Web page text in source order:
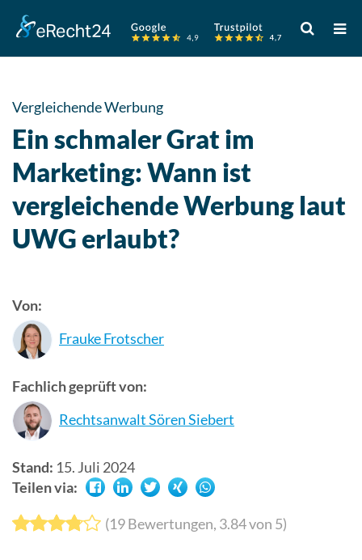
Verwende
die
Pfeile
verfügbare
Ergebnis
Vergleichende Werbung
Ein schmaler Grat im
Marketing: Wann ist
vergleichende Werbung laut
UWG erlaubt?
Von:
Frauke Frotscher
Fachlich geprüft von:
Rechtsanwalt Sören Siebert
Stand: 15. Juli 2024
Teilen via:
(19Bewertungen, 3.84von 5)